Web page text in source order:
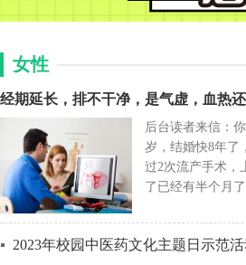
女性
经期延长，排不干净，是气虚，血热
后台读者来信：
岁，结婚快8年了
过2次流产手术，
了已经有半个月
2023年校园中医药文化主题日示范